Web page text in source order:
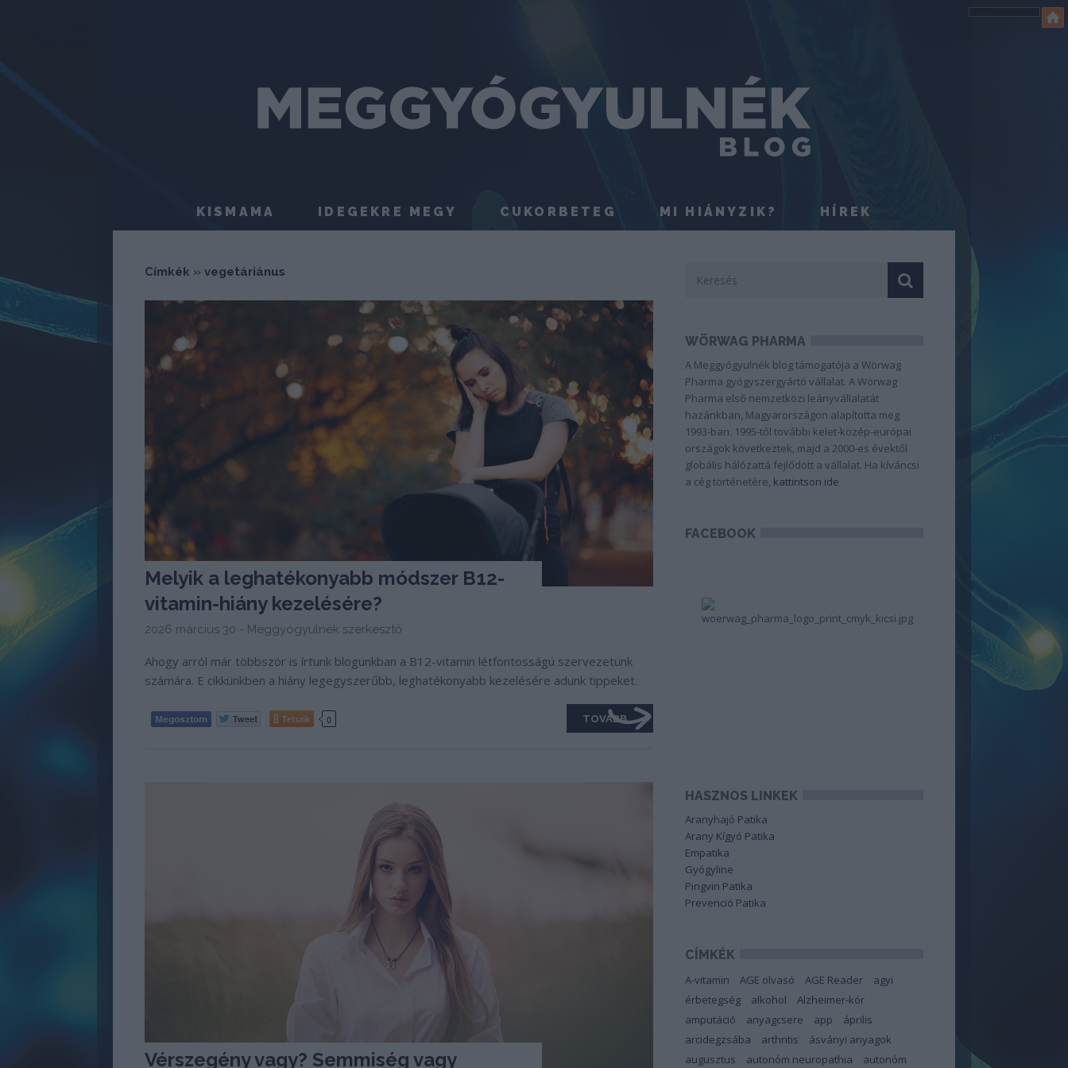
KISMAMA IDEGEKRE MEGY CUKORBETEG MI HIÁNYZIK? HÍREK
Címkék » vegetáriánus
Melyik a leghatékonyabb módszer B12-
vitamin-hiány kezelésére?
2026 március 30 - Meggyógyulnék szerkesztő
Ahogy arról már többször is írtunk blogunkban a B12-vitamin létfontosságú szervezetünk
számára. E cikkünkben a hiány legegyszerűbb, leghatékonyabb kezelésére adunk tippeket.
Tetszik 0 TOVÁBB
Vérszegény vagy? Semmiség vagy
WÖRWAG PHARMA
A Meggyógyulnék blog támogatója a Wörwag
Pharma gyógyszergyártó vállalat. A Wörwag
Pharma első nemzetközi leányvállalatát
hazánkban, Magyarországon alapította meg
1993-ban. 1995-től további kelet-közép-európai
országok következtek, majd a 2000-es évektől
globális hálózattá fejlődött a vállalat. Ha kíváncsi
a cég történetére, kattintson ide
FACEBOOK
HASZNOS LINKEK
Aranyhajó Patika
Arany Kígyó Patika
Empatika
Gyógyline
Pingvin Patika
Prevenció Patika
CÍMKÉK
A-vitamin AGE olvasó AGE Reader
agyi
érbetegség
alkohol
Alzheimer-kór
amputáció
anyagcsere app
április
arcidegzsába
arthritis
ásványi anyagok
augusztus
autonóm neuropathia
autonóm